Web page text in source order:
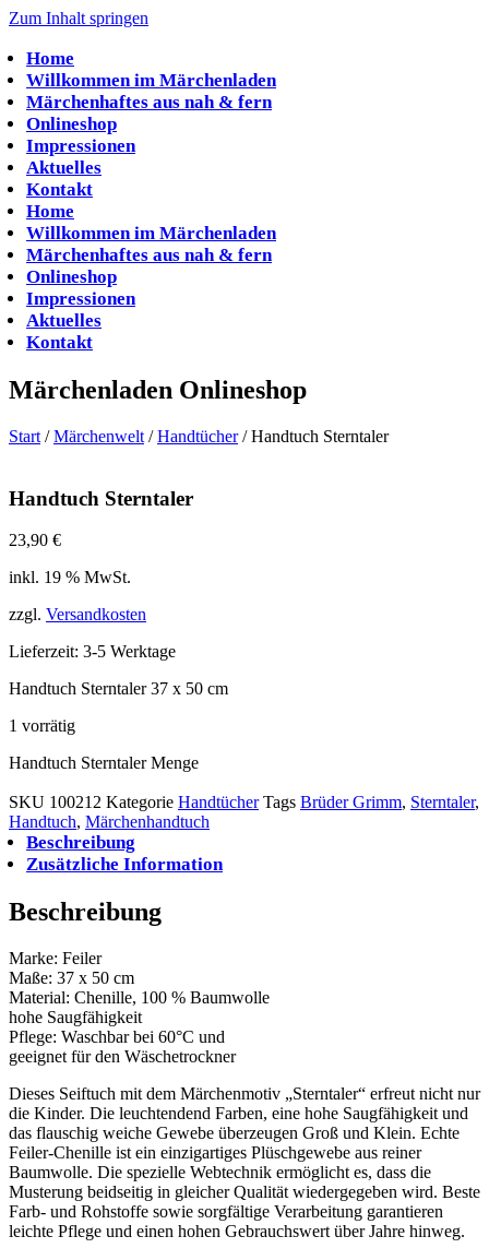
Zum Inhalt springen
Home
Willkommen im Märchenladen
Märchenhaftes aus nah & fern
Onlineshop
Impressionen
Aktuelles
Kontakt
Home
Willkommen im Märchenladen
Märchenhaftes aus nah & fern
Onlineshop
Impressionen
Aktuelles
Kontakt
Märchenladen Onlineshop
Start /Märchenwelt /Handtücher/ Handtuch Sterntaler
Handtuch Sterntaler
23,90 €
inkl. 19 % MwSt.
zzgl. Versandkosten
Lieferzeit: 3-5 Werktage
Handtuch Sterntaler 37 x 50 cm
1 vorrätig
Handtuch Sterntaler Menge
SKU 100212 Kategorie Handtücher Tags Brüder Grimm, Sterntaler,
Handtuch, Märchenhandtuch
Beschreibung
Zusätzliche Information
Beschreibung
Marke: Feiler
Maße: 37 x 50 cm
Material: Chenille, 100 % Baumwolle
hohe Saugfähigkeit
Pflege: Waschbar bei 60°C und
geeignet fürden Wäschetrockner
Dieses Seiftuch mit dem Märchenmotiv „Sterntaler“ erfreut nicht nur
die Kinder. Die leuchtendend Farben, eine hohe Saugfähigkeit und
das flauschig weiche Gewebe überzeugen Groß und Klein. Echte
Feiler-Chenille ist ein einzigartiges Plüschgewebe aus reiner
Baumwolle. Die spezielle Webtechnik ermöglicht es, dass die
Musterung beidseitig in gleicher Qualität wiedergegeben wird. Beste
Farb- und Rohstoffe sowie sorgfältige Verarbeitung garantieren
leichte Pflege und einen hohen Gebrauchswert über Jahre hinweg.